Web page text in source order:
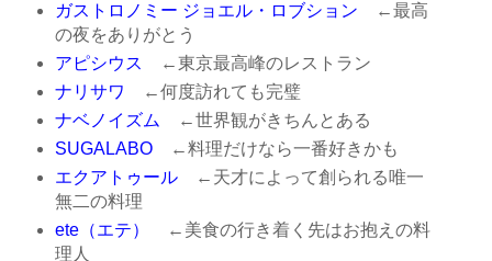
ガストロノミー ジョエル・ロブション ←最高
の夜をありがとう
アピシウス ←東京最高峰のレストラン
ナリサワ ←何度訪れても完璧
ナベノイズム ←世界観がきちんとある
SUGALABO←料理だけなら一番好きかも
エクアトゥール←天才によって創られる唯一
無二の料理
ete（エテ）
←美食の行き着く先はお抱えの料
理人